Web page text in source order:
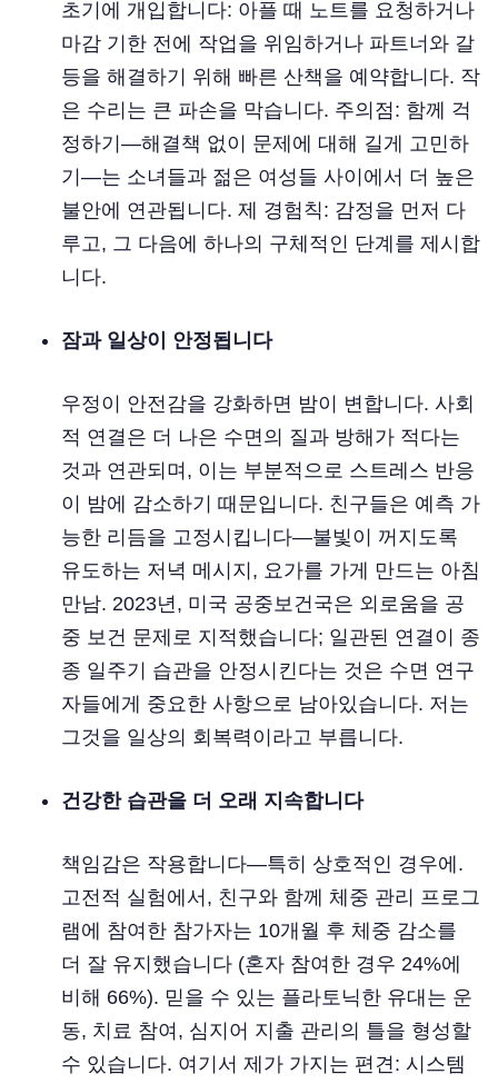
초기에 개입합니다: 아플 때 노트를 요청하거나
마감 기한 전에 작업을 위임하거나 파트너와 갈
등을 해결하기 위해 빠른 산책을 예약합니다. 작
은 수리는 큰 파손을 막습니다. 주의점: 함께 걱
정하기—해결책 없이 문제에 대해 길게 고민하
기—는 소녀들과 젊은 여성들 사이에서 더 높은
불안에 연관됩니다. 제 경험칙: 감정을 먼저 다
루고, 그 다음에 하나의 구체적인 단계를 제시합
니다.
잠과 일상이 안정됩니다
우정이 안전감을 강화하면 밤이 변합니다. 사회
적 연결은 더 나은 수면의 질과 방해가 적다는
것과 연관되며, 이는 부분적으로 스트레스 반응
이 밤에 감소하기 때문입니다. 친구들은 예측 가
능한 리듬을 고정시킵니다—불빛이 꺼지도록
유도하는 저녁 메시지, 요가를 가게 만드는 아침
만남. 2023년, 미국 공중보건국은 외로움을 공
중 보건 문제로 지적했습니다; 일관된 연결이 종
종 일주기 습관을 안정시킨다는 것은 수면 연구
자들에게 중요한 사항으로 남아있습니다. 저는
그것을 일상의 회복력이라고 부릅니다.
건강한 습관을 더 오래 지속합니다
책임감은 작용합니다—특히 상호적인 경우에.
고전적 실험에서, 친구와 함께 체중 관리 프로그
램에 참여한 참가자는 10개월 후 체중 감소를
더 잘 유지했습니다 (혼자 참여한 경우 24%에
비해 66%). 믿을 수 있는 플라토닉한 유대는 운
동, 치료 참여, 심지어 지출 관리의 틀을 형성할
수 있습니다. 여기서 제가 가지는 편견: 시스템